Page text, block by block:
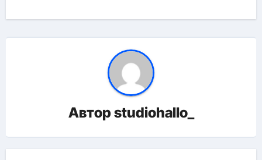
Авторstudiohallo_